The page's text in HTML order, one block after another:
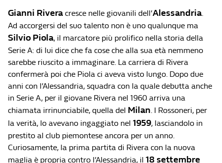
Gianni Rivera cresce nelle giovanili dell’Alessandria.
Ad accorgersi del suo talento non è uno qualunque ma
Silvio Piola, il marcatore più prolifico nella storia della
Serie A: di lui dice che fa cose che alla sua età nemmeno
sarebbe riuscito a immaginare. La carriera di Rivera
confermerà poi che Piola ci aveva visto lungo. Dopo due
anni con l’Alessandria, squadra con la quale debutta anche
in Serie A, per il giovane Rivera nel 1960 arriva una
chiamata irrinunciabile, quella del Milan. I Rossoneri, per
la verità, lo avevano ingaggiato nel 1959, lasciandolo in
prestito al club piemontese ancora per un anno.
Curiosamente, la prima partita di Rivera con la nuova
maglia è propria contro l’Alessandria, il 18 settembre